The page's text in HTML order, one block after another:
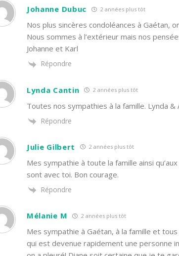
Johanne Dubuc 2 années plus tôt
Nos plus sincères condoléances à Gaétan,
Nous sommes à l’extérieur mais nos
Johanne et Karl
Répondre
Lynda Cantin 2 années plus tôt
Toutes nos sympathies à la famille. Lynda &
Répondre
Julie Gilbert 2 années plus tôt
Mes sympathie à toute la famille ainsi
sont avec toi. Bon courage.
Répondre
Mélanie M 2 années plus tôt
Mes sympathie à Gaétan, à la famille et
qui est devenue rapidement une personne